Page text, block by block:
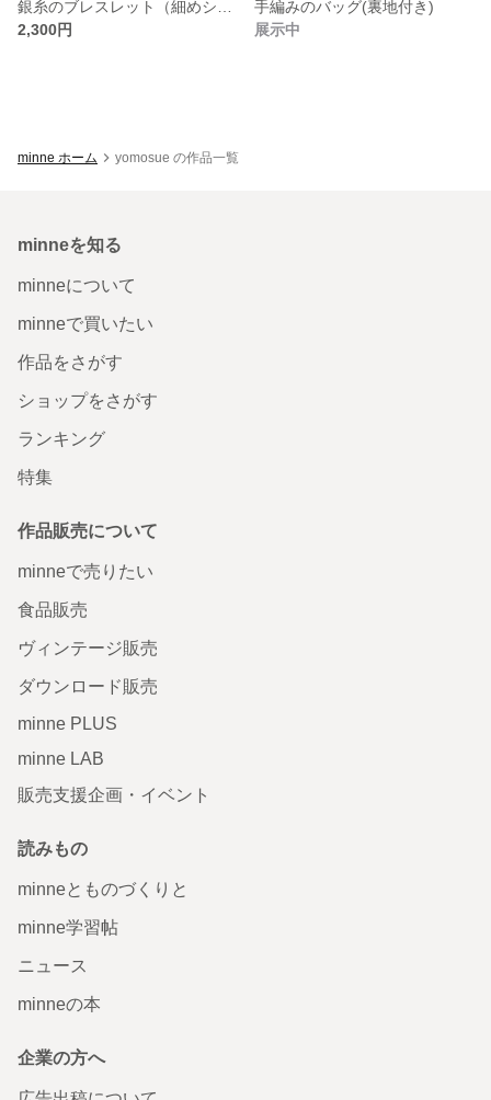
2,300円
手編みのバッグ(裏地付き)
展示中
minne ホーム yomosue の作品一覧
minneを知る
minneについて
minneで買いたい
作品をさがす
ショップをさがす
ランキング
特集
作品販売について
minneで売りたい
食品販売
ヴィンテージ販売
ダウンロード販売
minne PLUS
minne LAB
販売支援企画・イベント
読みもの
minneとものづくりと
minne学習帖
ニュース
minneの本
企業の方へ